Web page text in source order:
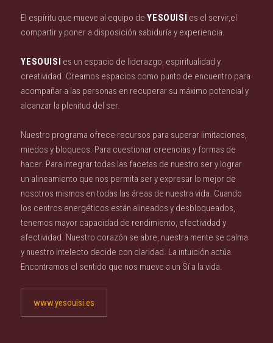
El espíritu que mueve al equipo deYESOUISI es el servir,el
compartir y poner a disposición sabiduría y experiencia.
YESOUISI es un espacio de liderazgo, espiritualidad y
creatividad. Creamos espacios como punto de encuentro para
acompañar a las personas en recuperar su máximo potencial y
alcanzar la plenitud del ser.
Nuestro programa ofrece recursos para superar limitaciones,
miedos y bloqueos. Para cuestionar creencias y formas de
hacer. Para integrar todas las facetas de nuestro ser y lograr
un alineamiento que nos permita ser y expresar lo mejor de
nosotros mismos en todas las áreas de nuestra vida. Cuando
los centros energéticos están alineados y desbloqueados,
tenemos mayor capacidad de rendimiento, efectividad y
afectividad. Nuestro corazón se abre, nuestra mente se calma
y nuestro intelecto decide con claridad. La intuición actúa.
Encontramos el sentido que nos mueve a un Sí a la vida.
www.yesouisi.es